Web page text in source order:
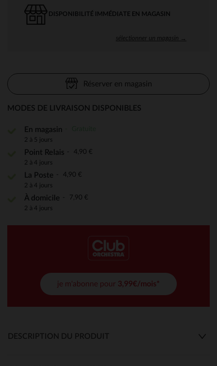
DISPONIBILITÉ IMMÉDIATE EN MAGASIN
sélectionner un magasin →
Réserver en magasin
MODES DE LIVRAISON DISPONIBLES
En magasin
2 à 5 jours
Point Relais 4,90 €
2 à 4 jours
La Poste 4,90 €
2 à 4 jours
À domicile 7,90 €
2 à 4 jours
je m'abonne pour 3,99€/mois*
DESCRIPTION DU PRODUIT